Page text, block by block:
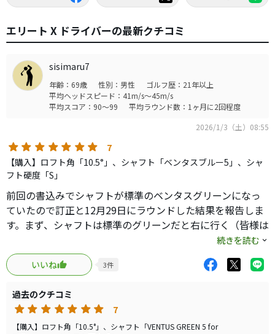
エリート X ドライバーの最新クチコミ
sisimaru7
年齢：69歳 性別：男性
ゴルフ歴：21年以上
平均ヘッドスピード：41m/s～45m/s
平均スコア：90～99
平均ラウンド数：1ヶ月に2回程度
2026/1/3（土）08:55
7
【購入】ロフト角「10.5°」、シャフト「ベンタスブルー5」、シャ
フト硬度「S」
前回の書込みでシャフトが標準のベンタスグリーンになっ
ていたので訂正と12月29日にラウンドした結果を報告しま
す。まず、シャフトは標準のグリーンだと右に行く（皆様は
どうですか？）ので即ベンタスブルー5Sに替えてます。
冬にしては飛距離もまずまずで夏場になったらローグstを
超えると確信、方向性も打ちっぱなし時同様に良いと確
ました（私の下手なせい）。今度は「所長」さんのロフト
−1、ウェイトをドローポジションにして試してみたいと思
います。
続きを読む
いいね
3件
過去のクチコミ
7
【購入】ロフト角「10.5°」、シャフト「VENTUS GREEN 5 for